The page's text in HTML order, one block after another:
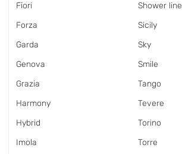
Fiori
Forza
Garda
Genova
Grazia
Harmony
Hybrid
Imola
Shower line
Sicily
Sky
Smile
Tango
Tevere
Torino
Torre